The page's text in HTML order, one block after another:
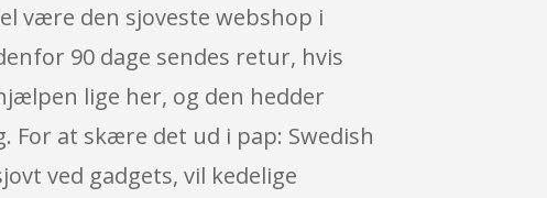
være den sjoveste webshop i
90 dage sendes retur, hvis
lige her, og den hedder
at skære det ud i pap: Swedish
ved gadgets, vil kedelige